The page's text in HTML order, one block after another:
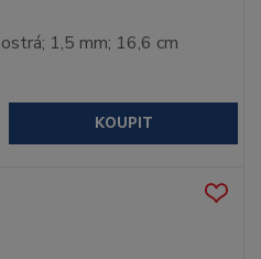
1,5 mm; 16,6 cm
KOUPIT